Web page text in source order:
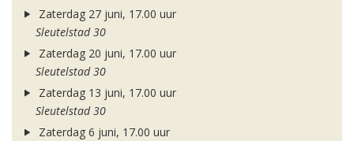
Zaterdag 27 juni, 17.00 uur
Sleutelstad 30
Zaterdag 20 juni, 17.00 uur
Sleutelstad 30
Zaterdag 13 juni, 17.00 uur
Sleutelstad 30
Zaterdag 6 juni, 17.00 uur